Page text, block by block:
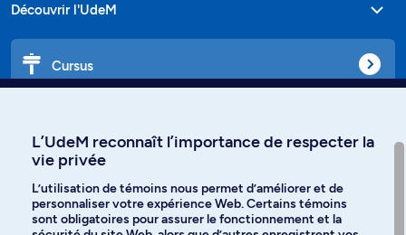
Découvrir l'UdeM
Cursus
Langues
L’UdeM reconnaît l’importance de respecter la
vie privée
L’utilisation de témoins nous permet d’améliorer et de
personnaliser votre expérience Web. Certains témoins
sont obligatoires pour assurer le fonctionnement et la